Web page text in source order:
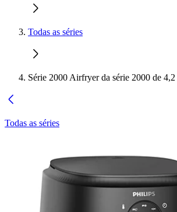
Todas as séries
Série 2000 Airfryer da série 2000 de
Todas as séries